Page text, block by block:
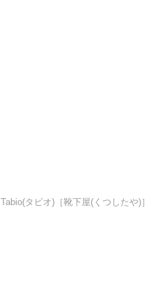
Tabio(タビオ)［靴下屋(くつしたや)］